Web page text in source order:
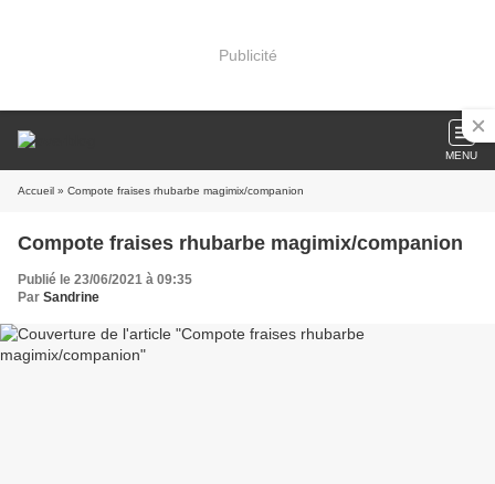
Publicité
MENU
Accueil » Compote fraises rhubarbe magimix/companion
Compote fraises rhubarbe magimix/companion
Publié le 23/06/2021 à 09:35
Par Sandrine